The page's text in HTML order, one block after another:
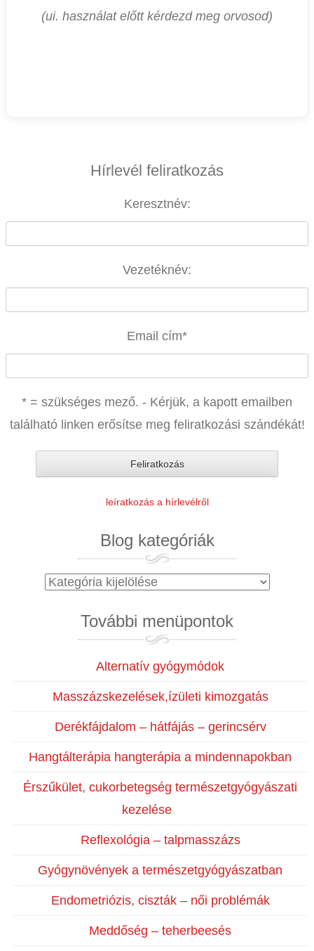
(ui. használat előtt kérdezd meg orvosod)
Hírlevél feliratkozás
Keresztnév:
Vezetéknév:
Email cím*
* = szükséges mező. - Kérjük, a kapott emailben
található linken erősítse meg feliratkozási szándékát!
leíratkozás a hírlevélről
Blog kategóriák
Blog
További menüpontok
Alternatív gyógymódok
Masszázskezelések,ízületi kimozgatás
Derékfájdalom – hátfájás – gerincsérv
Hangtálterápia hangterápia a mindennapokban
Érszűkület, cukorbetegség természetgyógyászati
kezelése
Reflexológia – talpmasszázs
Gyógynövények a természetgyógyászatban
Endometriózis, ciszták – női problémák
Meddőség – teherbeesés